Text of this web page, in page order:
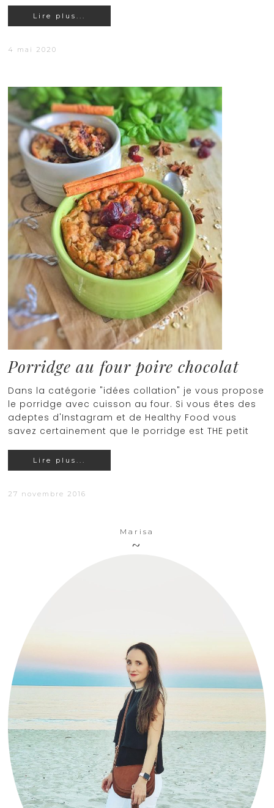
Lire plus...
4 mai 2020
Porridge au four poire chocolat
Dans la catégorie "idées collation" je vous propose
le porridge avec cuisson au four. Si vous êtes des
adeptes d'Instagram et de Healthy Food vous
savez certainement que le porridge est THE petit
Lire plus...
27 novembre 2016
Marisa